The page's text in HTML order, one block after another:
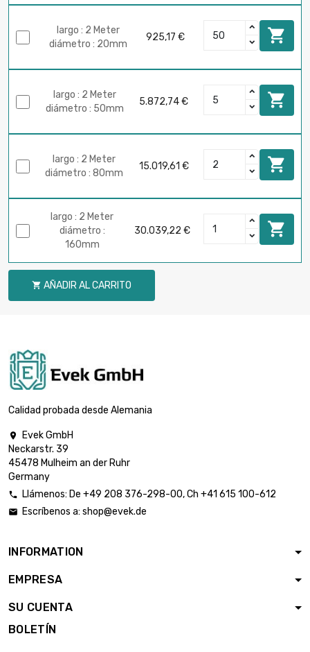
largo : 2 Meter
diámetro : 20mm
925,17 € 
largo : 2 Meter
diámetro : 50mm
5.872,74 € 
largo : 2 Meter
diámetro : 80mm
15.019,61 € 
largo : 2 Meter
diámetro :
160mm
30.039,22 € 
 AÑADIR AL CARRITO
Calidad probada desde Alemania

Evek GmbH
Neckarstr. 39
45478 Mulheim an der Ruhr
Germany
 Llámenos: De +49 208 376-298-00, Ch +41 615 100-612
 Escríbenos a: shop@evek.de
INFORMATION
EMPRESA
SU CUENTA
BOLETÍN